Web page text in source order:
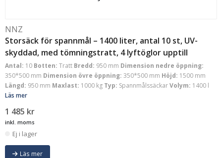
NNZ
Storsäck för spannmål – 1400 liter, antal 10 st, UV-
skyddad, med tömningstratt, 4 lyftöglor upptill
Antal: 10 Botten: Tratt Bredd: 950 mm Dimension nedre öppning:
350*500 mm Dimension övre öppning: 350*500 mm Höjd: 1500 mm
Längd: 950 mm Maxlast: 1000 kg Typ: SpannmålssäckarVolym: 1400 l
Läs mer
1 485 kr
inkl. moms
Ej i lager
Läs mer